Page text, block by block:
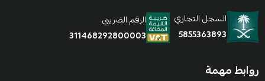
السجل التجاري
5855363893
الرقم الضريبي
311468292800003
روابط مهمة